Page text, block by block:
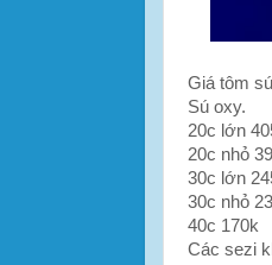
Giá tôm
Sú
20c
20c
30c
30c
40c
Các sezi